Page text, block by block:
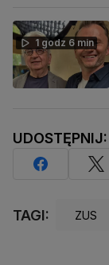
1 godz 6 min
UDOSTĘPNIJ:
TAGI: ZUS